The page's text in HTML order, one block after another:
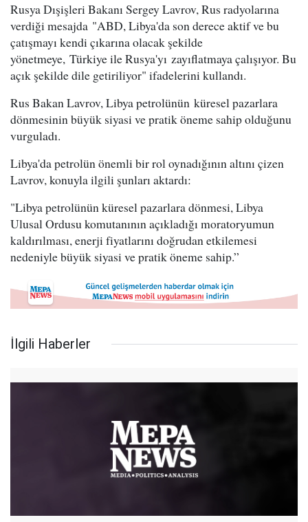
Rusya Dışişleri Bakanı Sergey Lavrov, Rus radyolarına
verdiği mesajda "ABD, Libya'da son derece aktif ve bu
çatışmayı kendi çıkarına olacak şekilde
yönetmeye, Türkiye ile Rusya'yı zayıflatmaya çalışıyor. Bu
açık şekilde dile getiriliyor" ifadelerini kullandı.
Rus Bakan Lavrov, Libya petrolünün küresel pazarlara
dönmesinin büyük siyasi ve pratik öneme sahip olduğunu
vurguladı.
Libya'da petrolün önemli bir rol oynadığının altını çizen
Lavrov, konuyla ilgili şunları aktardı:
"Libya petrolünün küresel pazarlara dönmesi, Libya
Ulusal Ordusu komutanının açıkladığı moratoryumun
kaldırılması, enerji fiyatlarını doğrudan etkilemesi
nedeniyle büyük siyasi ve pratik öneme sahip.”
İlgili Haberler